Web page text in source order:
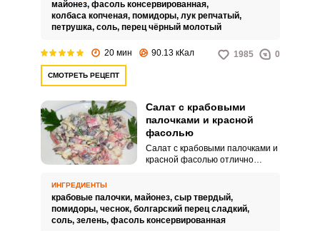
уже не потребуются первые и
вторые кушанья, потому как вы
будете сыты еще многие часы
майонез, фасоль консервированная,
колбаса копченая, помидоры, лук репчатый,
петрушка, соль, перец чёрный молотый
20 мин 90.13 кКал 1985 0
СМОТРЕТЬ РЕЦЕПТ
Салат с крабовыми
палочками и красной
фасолью
Салат с крабовыми палочками и
красной фасолью отлично
получается нежным, немного
соленым, немного сладким
благодаря овощам.
ИНГРЕДИЕНТЫ
крабовые палочки, майонез, сыр твердый,
помидоры, чеснок, болгарский перец сладкий,
соль, зелень, фасоль консервированная